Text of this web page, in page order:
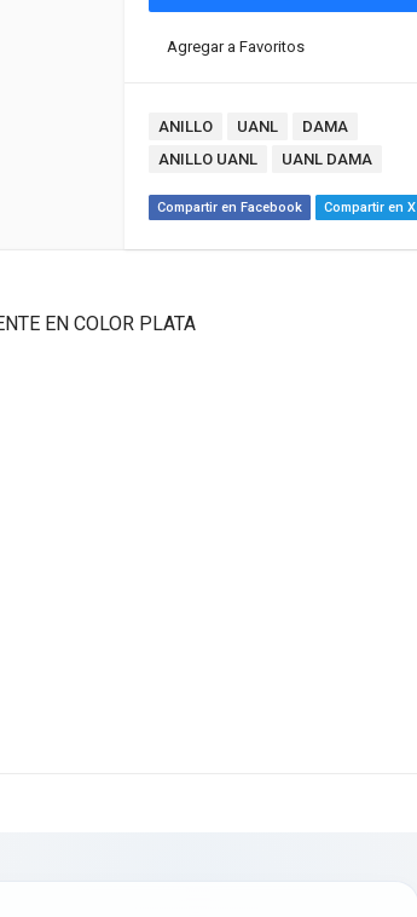
Agregar a Favoritos
ANILLO UANL
DAMA
ANILLO UANL
UANL DAMA
Compartir en Facebook Compartir en X
EN COLOR PLATA